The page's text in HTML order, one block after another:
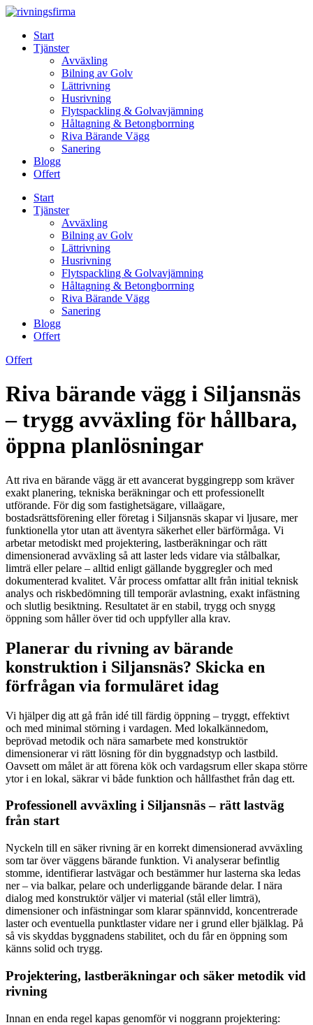
Skip
contentStart
Tjänster
Avväxling
Bilning av Golv
Lättrivning
Husrivning
Flytspackling & Golvavjämning
Håltagning & Betongborrning
Riva Bärande Vägg
Sanering
Blogg
Offert
Start
Tjänster
Avväxling
Bilning av Golv
Lättrivning
Husrivning
Flytspackling & Golvavjämning
Håltagning & Betongborrning
Riva Bärande Vägg
Sanering
Blogg
Offert
Offert
Riva bärande vägg i Siljansnäs
– trygg avväxling för hållbara,
öppna planlösningar
Att riva en bärande vägg är ett avancerat byggingrepp som kräver
exakt planering, tekniska beräkningar och ett professionellt
utförande. För dig som fastighetsägare, villaägare,
bostadsrättsförening eller företag i Siljansnäs skapar vi ljusare, mer
funktionella ytor utan att äventyra säkerhet eller bärförmåga. Vi
arbetar metodiskt med projektering, lastberäkningar och rätt
dimensionerad avväxling så att laster leds vidare via stålbalkar,
limträ eller pelare – alltid enligt gällande byggregler och med
dokumenterad kvalitet. Vår process omfattar allt från initial teknisk
analys och riskbedömning till temporär avlastning, exakt infästning
och slutlig besiktning. Resultatet är en stabil, trygg och snygg
öppning som håller över tid och uppfyller alla krav.
Planerar du rivning av bärande
konstruktion i Siljansnäs? Skicka en
förfrågan via formuläret idag
Vi hjälper dig att gå från idé till färdig öppning – tryggt, effektivt
och med minimal störning i vardagen. Med lokalkännedom,
beprövad metodik och nära samarbete med konstruktör
dimensionerar vi rätt lösning för din byggnadstyp och lastbild.
Oavsett om målet är att förena kök och vardagsrum eller skapa större
ytor i en lokal, säkrar vi både funktion och hållfasthet från dag ett.
Professionell avväxling i Siljansnäs – rätt lastväg
från start
Nyckeln till en säker rivning är en korrekt dimensionerad avväxling
som tar över väggens bärande funktion. Vi analyserar befintlig
stomme, identifierar lastvägar och bestämmer hur lasterna ska ledas
ner – via balkar, pelare och underliggande bärande delar. I nära
dialog med konstruktör väljer vi material (stål eller limträ),
dimensioner och infästningar som klarar spännvidd, koncentrerade
laster och eventuella punktlaster vidare ner i grund eller bjälklag. På
så vis skyddas byggnadens stabilitet, och du får en öppning som
känns solid och trygg.
Projektering, lastberäkningar och säker metodik vid
rivning
Innan en enda regel kapas genomför vi noggrann projektering: